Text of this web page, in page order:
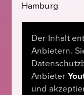
Hamburg
Der Inhalt
Anbietern.
Anbieter
und